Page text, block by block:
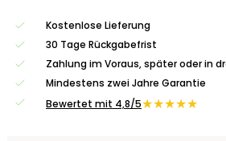
Kostenlose Lieferung
30 Tage Rückgabefrist
Zahlung im Voraus, später oder in
Mindestens zwei Jahre Garantie
Bewertet mit 4,8/5★★★★★